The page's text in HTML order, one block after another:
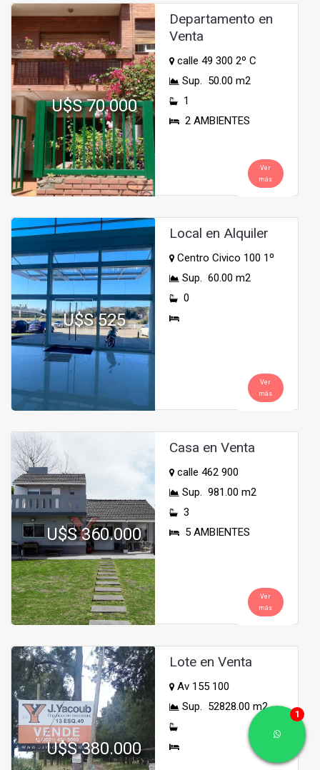
U$S 70.000
Departamento en
Venta
calle 49 300 2º C
Sup. 50.00 m2
1
2 AMBIENTES
Ver
más
U$S 525
Local en Alquiler
Centro Civico 100 1º
Sup. 60.00 m2
0
Ver
más
U$S 360.000
Casa en Venta
calle 462 900
Sup. 981.00 m2
3
5 AMBIENTES
Ver
más
U$S 380.000
Lote en Venta
Av 155 100
Sup. 52828.00 m2